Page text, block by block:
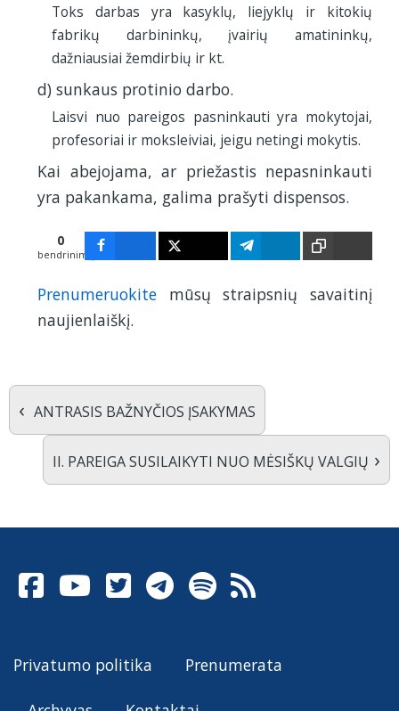
Toks darbas yra kasyklų, liejyklų ir kitokių
fabrikų darbininkų, įvairių amatininkų,
dažniausiai žemdirbių ir kt.
d) sunkaus protinio darbo.
Laisvi nuo pareigos pasninkauti yra mokytojai,
profesoriai ir moksleiviai, jeigu netingi mokytis.
Kai abejojama, ar priežastis nepasninkauti
yra pakankama, galima prašyti dispensos.
0
bendrinimų
Prenumeruokite mūsų straipsnių savaitinį
naujienlaiškį.
‹ ANTRASIS BAŽNYČIOS ĮSAKYMAS
II. PAREIGA SUSILAIKYTI NUO MĖSIŠKŲ VALGIŲ ›
Privatumo politika Prenumerata